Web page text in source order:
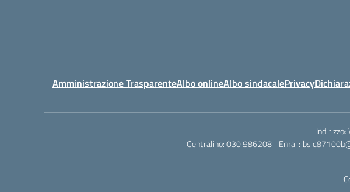
Amministrazione TrasparenteAlbo onlineAlbo sindacalePrivacy
Indirizzo:
Centralino:030.986208 Email: